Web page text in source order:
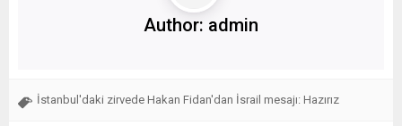
Author: admin
İstanbul'daki zirvede Hakan Fidan'dan İsrail mesajı: Hazırız